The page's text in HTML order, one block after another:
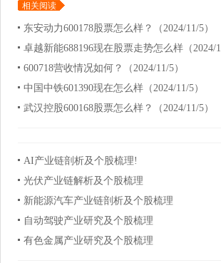
相关阅读
东安动力600178股票怎么样？（2024/11/5）
卓越新能688196现在股票走势怎么样（2024/1
600718营收情况如何？（2024/11/5）
中国中铁601390现在怎么样（2024/11/5）
武汉控股600168股票怎么样？（2024/11/5）
AI产业链剖析及个股梳理!
光伏产业链解析及个股梳理
新能源汽车产业链剖析及个股梳理
自动驾驶产业研究及个股梳理
有色金属产业研究及个股梳理